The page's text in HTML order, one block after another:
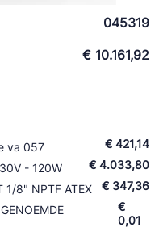
045319
€ 10.161,92
va 057
€ 421,14
- 120W
€ 4.033,80
1/8" NPTF ATEX
€ 347,36
€
0,01